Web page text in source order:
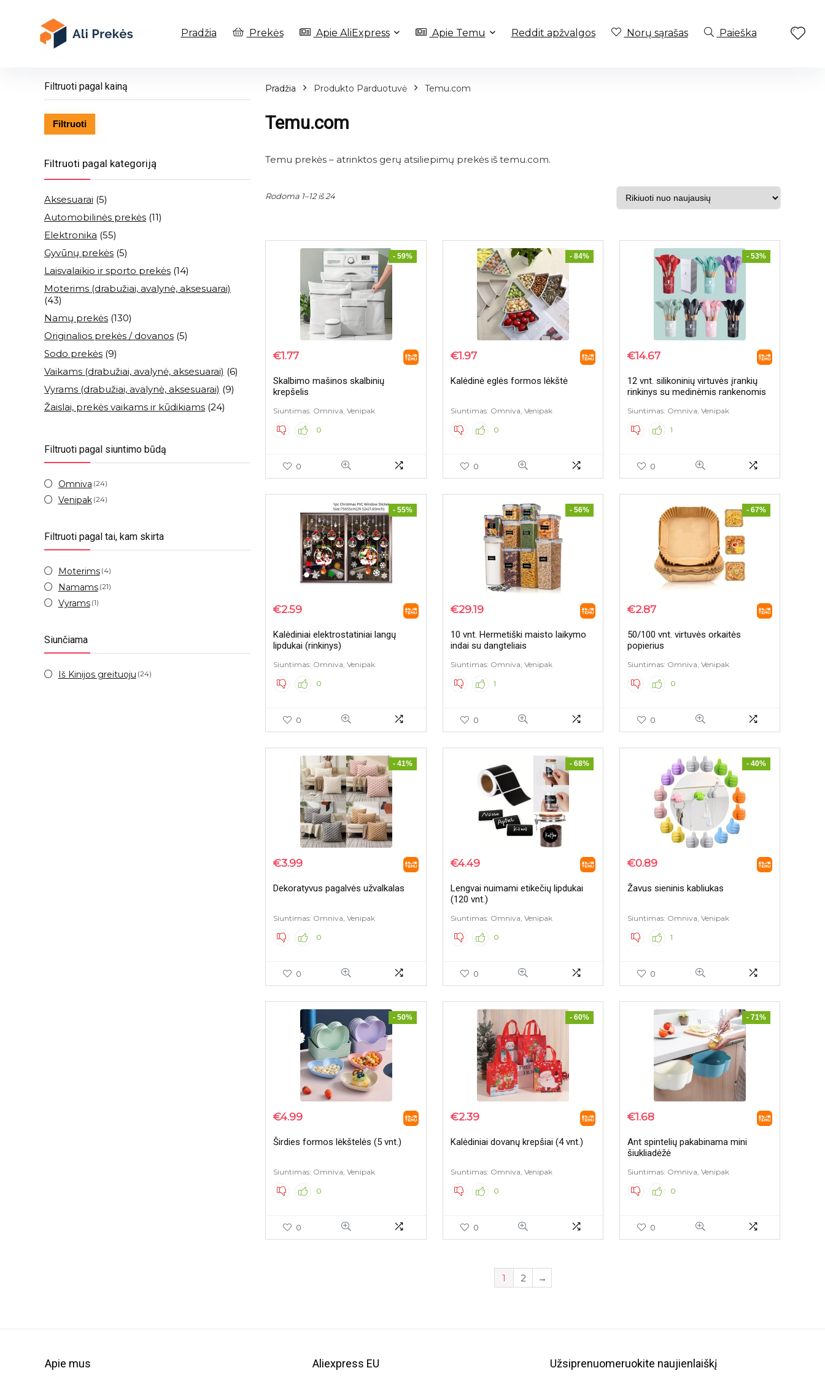
Pradžia Prekės Apie AliExpress Apie Temu Reddit apžvalgos Norų sąrašas Paieška
Filtruoti pagal kainą
Filtruoti
Filtruoti pagal kategoriją
Aksesuarai (5)
Automobilinės prekės (11)
Elektronika (55)
Gyvūnų prekės (5)
Laisvalaikio ir sporto prekės (14)
Moterims (drabužiai, avalynė, aksesuarai)
(43)
Namų prekės (130)
Originalios prekės / dovanos (5)
Sodo prekės (9)
Vaikams (drabužiai, avalynė, aksesuarai) (6)
Vyrams (drabužiai, avalynė, aksesuarai) (9)
Žaislai, prekės vaikams ir kūdikiams (24)
Filtruoti pagal siuntimo būdą
Omniva (24)
Venipak (24)
Filtruoti pagal tai, kam skirta
Moterims (4)
Namams (21)
Vyrams (1)
Siunčiama
Iš Kinijos greituoju (24)
Pradžia Produkto Parduotuvė Temu.com
Temu.com
Temu prekės – atrinktos gerų atsiliepimų prekės iš temu.com.
Rodoma 1–12 iš 24Rūšiuojama
- 59%
€1.77
Skalbimo mašinos skalbinių
krepšelis
Siuntimas: Omniva, Venipak
0
0
- 84%
€1.97
Kalėdinė eglės formos lėkštė
Siuntimas: Omniva, Venipak
0
0
- 53%
€14.67
12 vnt. silikoninių virtuvės įrankių
rinkinys su medinėmis rankenomis
Siuntimas: Omniva, Venipak
1
0
- 55%
€2.59
Kalėdiniai elektrostatiniai langų
lipdukai (rinkinys)
Siuntimas: Omniva, Venipak
0
0
- 56%
€29.19
10 vnt. Hermetiški maisto laikymo
indai su dangteliais
Siuntimas: Omniva, Venipak
1
0
- 67%
€2.87
50/100 vnt. virtuvės orkaitės
popierius
Siuntimas: Omniva, Venipak
0
0
- 41%
€3.99
Dekoratyvus pagalvės užvalkalas
Siuntimas: Omniva, Venipak
0
0
- 68%
€4.49
Lengvai nuimami etikečių lipdukai
(120 vnt.)
Siuntimas: Omniva, Venipak
0
0
- 40%
€0.89
Žavus sieninis kabliukas
Siuntimas: Omniva, Venipak
1
0
- 50%
€4.99
Širdies formos lėkštelės (5 vnt.)
Siuntimas: Omniva, Venipak
0
0
- 60%
€2.39
Kalėdiniai dovanų krepšiai (4 vnt.)
Siuntimas: Omniva, Venipak
0
0
- 71%
€1.68
Ant spintelių pakabinama mini
šiukliadėžė
Siuntimas: Omniva, Venipak
0
0
1 2 →
Apie mus Aliexpress EU Užsiprenuomeruokite naujienlaiškį